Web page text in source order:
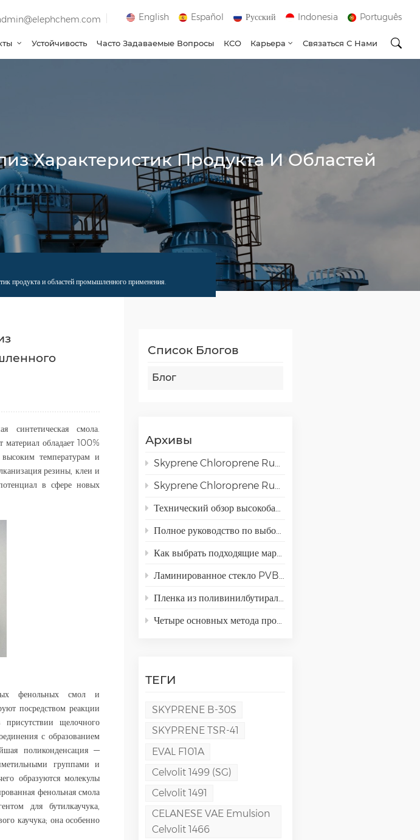
admin@elephchem.com English Español Русский Indonesia Português
Устойчивость Часто Задаваемые Вопросы КСО Карьера Связаться С Нами
Характеристик Продукта И Областей
продукта и областей промышленного применения.
Список Блогов
Блог
Архивы
Skyprene Chloroprene Rubber Grades for Adhesive Applications
Skyprene Chloroprene Rubber Grades for Industrial Applications
Технический обзор высокобарьерной смолы EVAL EVOH для применения в упаковке.
Полное руководство по выбору эмульсий VAE
Как выбрать подходящие марки поливинилового спирта (ПВА) для применения в производстве специальной бумаги?
Ламинированное стекло PVB, EVA, SGP и TPU: сравнение и руководство для современной архитектуры.
Пленка из поливинилбутирала (ПВБ): химия, технологические процессы и высокоэффективные области применения.
Четыре основных метода производства пленок из поливинилового спирта (ПВА).
ТЕГИ
SKYPRENE B-30S
SKYPRENE TSR-41
EVAL F101A
Celvolit 1499 (SG)
Celvolit 1491
CELANESE VAE Emulsion
Celvolit 1466
синтетическая смола.
материал обладает 100%
температурам и
резины, клеи и
в сфере новых
фенольных смол и
посредством реакции
щелочного
с образованием
поликонденсация —
группами и
образуются молекулы
фенольная смола
для бутилкаучука,
каучука; она особенно